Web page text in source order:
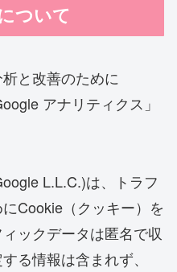
ついて
と改善のために
アナリティクス」
L.L.C.)は、トラフ
Cookie（クッキー）を
ックデータは匿名で収
る情報は含まれず、